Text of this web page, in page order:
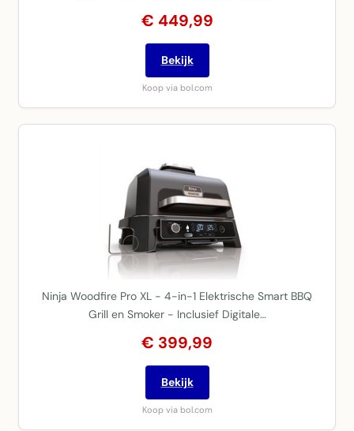
€ 449,99
Bekijk
Koop via bol.com
Ninja Woodfire Pro XL - 4-in-1 Elektrische Smart BBQ
Grill en Smoker - Inclusief Digitale…
€ 399,99
Bekijk
Koop via bol.com